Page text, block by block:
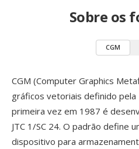
Sobre os
CGM
CGM (Computer Graphics
gráficos vetoriais definido pela
primeira vez em 1987 é
JTC 1/SC 24. O padrão define
dispositivo para